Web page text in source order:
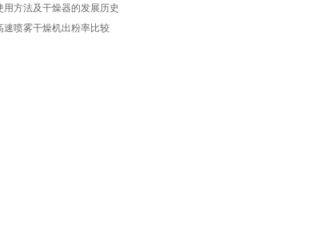
用方法及干燥器的发展历史
速喷雾干燥机出粉率比较